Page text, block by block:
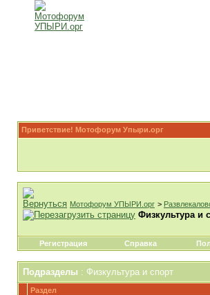
Приветствие! Мотофорум Упыри.орг
Мотофорум УПЫРИ.орг >
Физкультура и
Регистрация Справка
Подразделы : Физкультура и спорт
Раздел